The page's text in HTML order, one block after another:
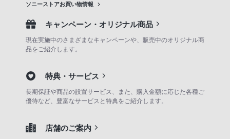
ソニーストアお買い物情報
キャンペーン・オリジナル商品
現在実施中のさまざまなキャンペーンや、販売中のオリジナル商
品をご紹介します。
特典・サービス
長期保証や商品の設置サービス、また、購入金額に応じた各種ご
優待など、豊富なサービスと特典をご紹介します。
店舗のご案内